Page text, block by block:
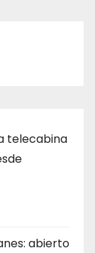
telecabina
abierto